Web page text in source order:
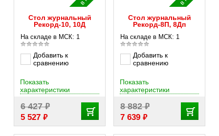
Стол журнальный
Рекорд-10, 10Д
На складе в МСК: 1
Добавить к
сравнению
6 427₽
5 527 ₽
Показать
характеристики
Стол журнальный
Рекорд-8П, 8Дп
На складе в МСК: 1
Добавить к
сравнению
8 882₽
7 639 ₽
Показать
характеристики